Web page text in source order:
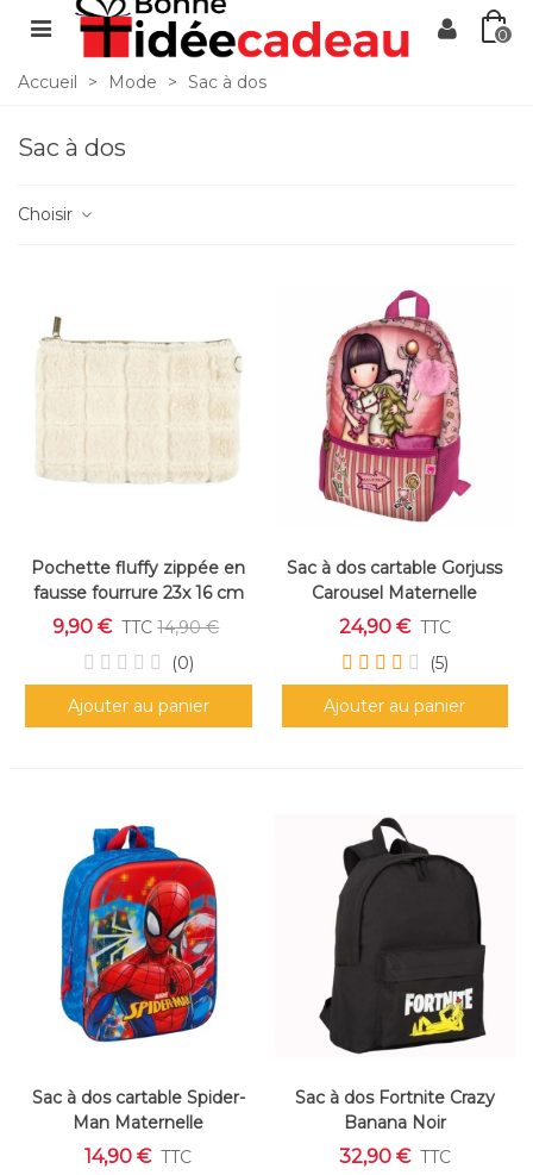
0
Accueil > Mode > Sac à dos
Sac à dos
Choisir
Pochette fluffy zippée en
fausse fourrure 23x 16 cm
crème
9,90 € TTC 14,90 €
(0)
Ajouter au panier
Sac à dos cartable Gorjuss
Carousel Maternelle
24,90 € TTC
(5)
Ajouter au panier
Sac à dos cartable Spider-
Man Maternelle
14,90 € TTC
Sac à dos Fortnite Crazy
Banana Noir
32,90 € TTC